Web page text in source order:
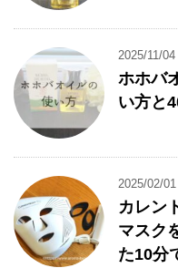
2025/11/04
ホホバ
い方と
2025/02/01
カレン
マスク
た10分